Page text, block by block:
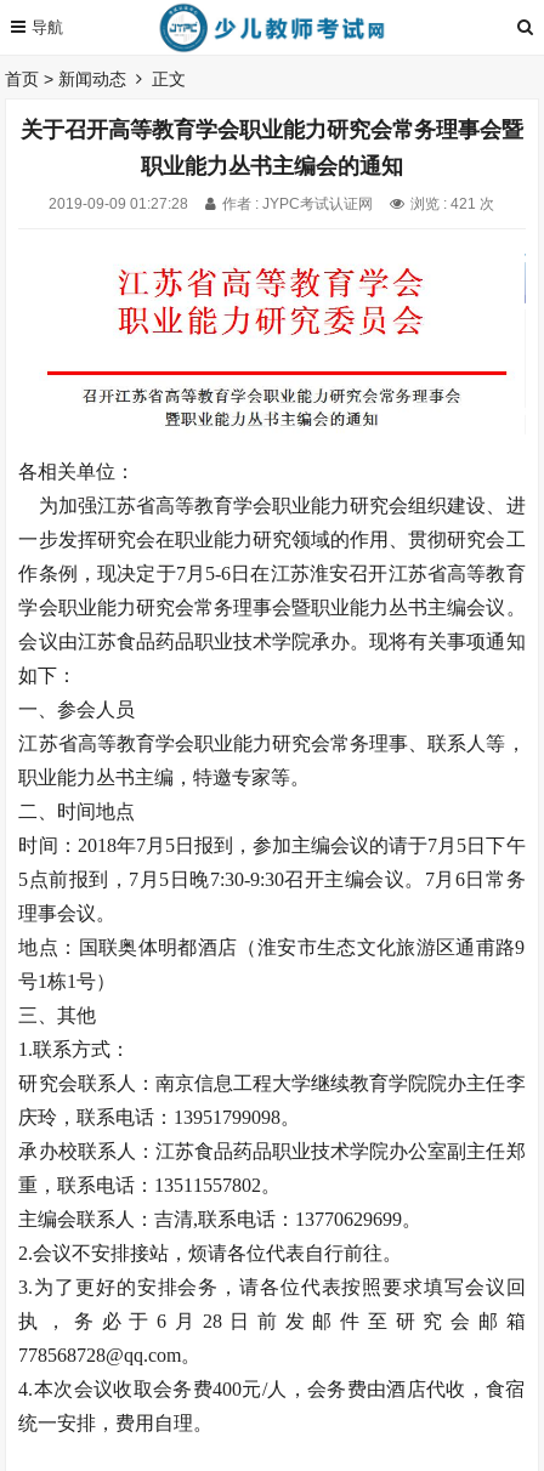
首页 > 新闻动态 正文
关于召开高等教育学会职业能力研究会常务理事会暨
职业能力丛书主编会的通知
2019-09-09 01:27:28 作者 : JYPC考试认证网 浏览 : 421 次
各相关单位：
为加强江苏省高等教育学会职业能力研究会组织建设、进
一步发挥研究会在职业能力研究领域的作用、贯彻研究会工
作条例，现决定于7月5-6日在江苏淮安召开江苏省高等教育
学会职业能力研究会常务理事会暨职业能力丛书主编会议。
会议由江苏食品药品职业技术学院承办。现将有关事项通知
如下：
一、参会人员
江苏省高等教育学会职业能力研究会常务理事、联系人等，
职业能力丛书主编，特邀专家等。
二、时间地点
时间：2018年7月5日报到，参加主编会议的请于7月5日下午
5点前报到，7月5日晚7:30-9:30召开主编会议。7月6日常务
理事会议。
地点：国联奥体明都酒店（淮安市生态文化旅游区通甫路9
号1栋1号）
三、其他
1.联系方式：
研究会联系人：南京信息工程大学继续教育学院院办主任李
庆玲，联系电话：13951799098。
承办校联系人：江苏食品药品职业技术学院办公室副主任郑
重，联系电话：13511557802。
主编会联系人：吉清,联系电话：13770629699。
2.会议不安排接站，烦请各位代表自行前往。
3.为了更好的安排会务，请各位代表按照要求填写会议回
执，务必于6月28日前发邮件至研究会邮箱
778568728@qq.com。
4.本次会议收取会务费400元/人，会务费由酒店代收，食宿
统一安排，费用自理。